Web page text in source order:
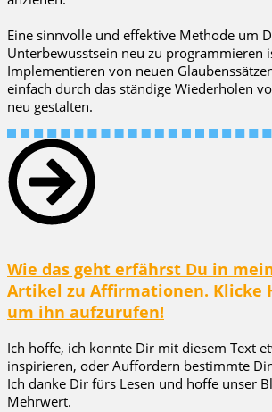
Eine sinnvolle und effektive Methode um
Unterbewusstsein neu zu programmieren
Implementieren von neuen
einfach durch das ständige Wiederholen
neu gestalten.
Wie das geht erfährst Du in
Artikel zu Affirmationen. Klicke
um ihn aufzurufen!
Ich hoffe, ich konnte Dir mit diesem Text
inspirieren, oder Auffordern bestimmte
Ich danke Dir fürs Lesen und hoffe unser
Mehrwert.